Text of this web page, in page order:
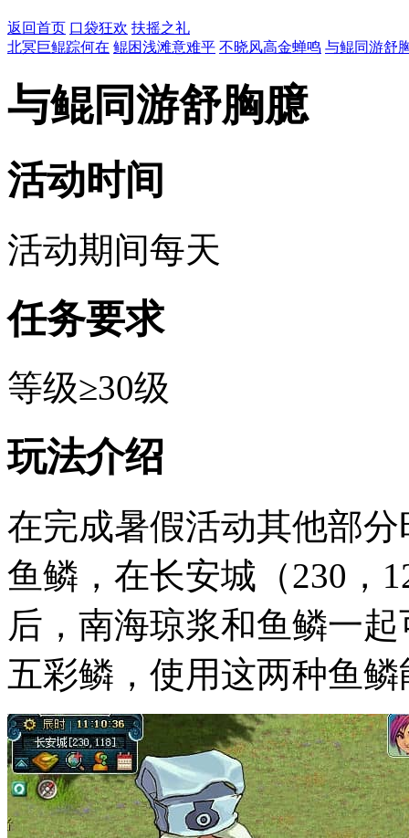
返回首页 口袋狂欢 扶摇之礼
北冥巨鲲踪何在 鲲困浅滩意难平 不晓风高金蝉鸣 与鲲同游舒
与鲲同游舒胸臆
活动时间
活动期间每天
任务要求
等级≥30级
玩法介绍
在完成暑假活动其他部
鱼鳞，在长安城（230，
后，南海琼浆和鱼鳞一
五彩鳞，使用这两种鱼